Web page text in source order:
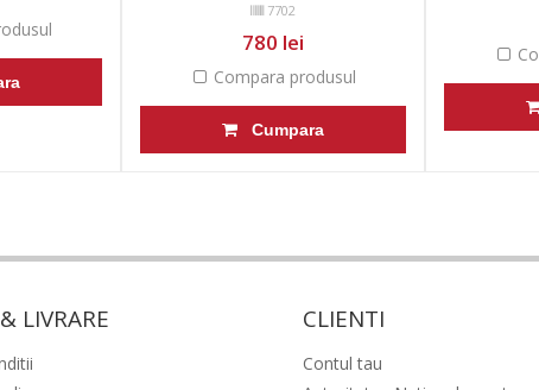
7702
780 lei
Compara produsul
Cumpara
LIVRARE CLIENTI
Contul tau